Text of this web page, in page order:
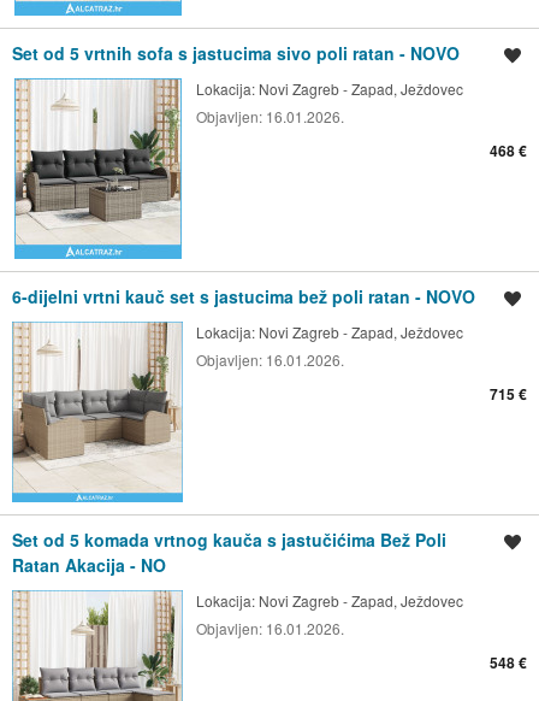
Set od 5 vrtnih sofa s jastucima sivo poli ratan - NOVO
Lokacija: Novi Zagreb - Zapad, Ježdovec
Objavljen: 16.01.2026.
468 €
6-dijelni vrtni kauč set s jastucima bež poli ratan - NOVO
Lokacija: Novi Zagreb - Zapad, Ježdovec
Objavljen: 16.01.2026.
715 €
Set od 5 komada vrtnog kauča s jastučićima Bež Poli
Ratan Akacija - NO
Lokacija: Novi Zagreb - Zapad, Ježdovec
Objavljen: 16.01.2026.
548 €